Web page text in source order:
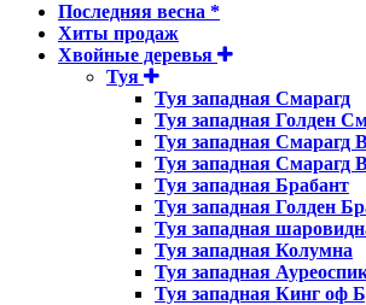
Последняя весна *
Хиты продаж
Хвойные деревья
Туя
Туя западная Смарагд
Туя западная Голден
Туя западная Смарагд
Туя западная Смарагд
Туя западная Брабант
Туя западная Голден
Туя западная
Туя западная Колумна
Туя западная
Туя западная Кинг оф